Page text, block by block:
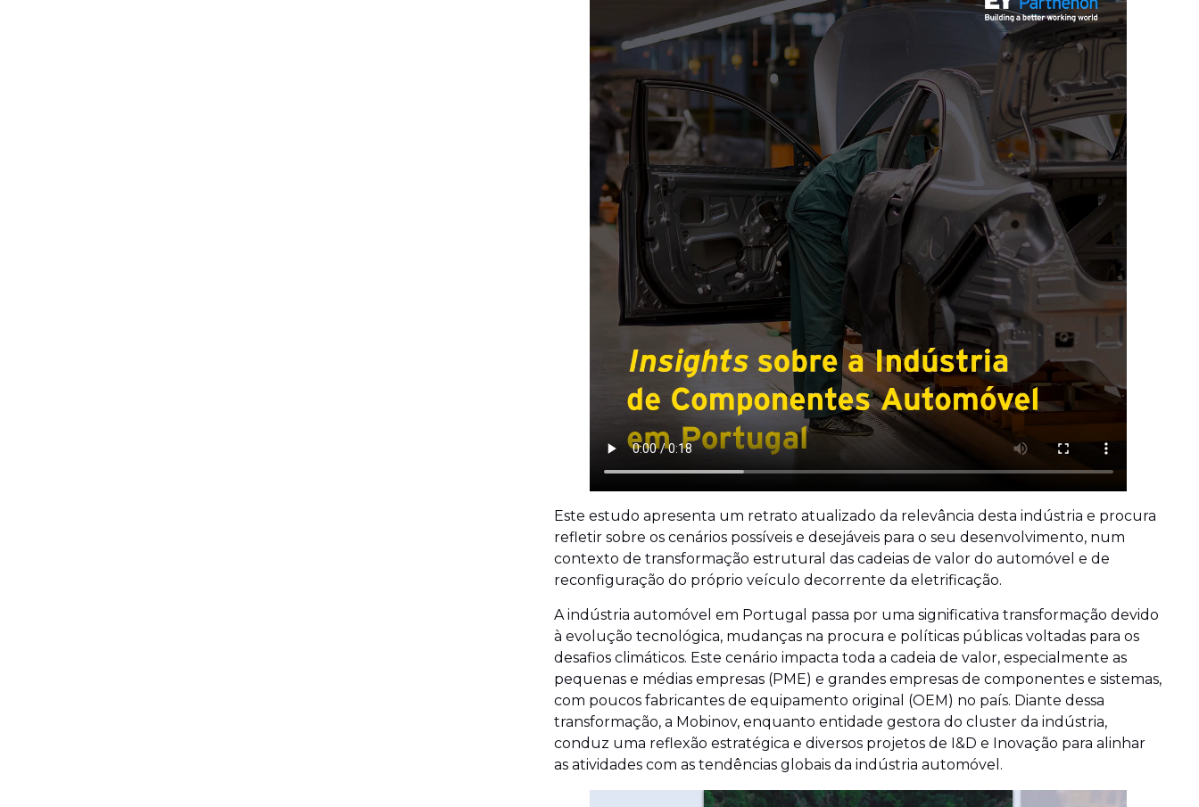
Este estudo apresenta um retrato atualizado da relevância desta indústria e procura
refletir sobre os cenários possíveis e desejáveis para o seu desenvolvimento, num
contexto de transformação estrutural das cadeias de valor do automóvel e de
reconfiguração do próprio veículo decorrente da eletrificação.
A indústria automóvel em Portugal passa por uma significativa transformação devido
à evolução tecnológica, mudanças na procura e políticas públicas voltadas para os
desafios climáticos. Este cenário impacta toda a cadeia de valor, especialmente as
pequenas e médias empresas (PME) e grandes empresas de componentes e sistemas,
com poucos fabricantes de equipamento original (OEM) no país. Diante dessa
transformação, a Mobinov, enquanto entidade gestora do cluster da indústria,
conduz uma reflexão estratégica e diversos projetos de I&D e Inovação para alinhar
as atividades com as tendências globais da indústria automóvel.